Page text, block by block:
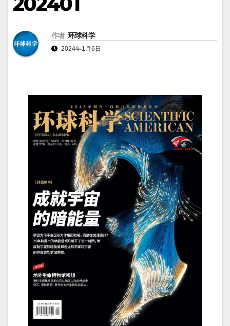
作者 环球科学
2024年1月6日